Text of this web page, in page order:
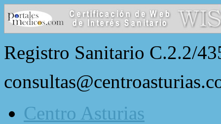
Registro Sanitario C.2.2/
Centro Asturias